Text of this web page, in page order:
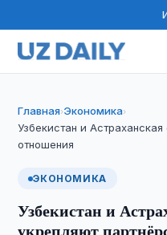
Главная›Экономика›
Узбекистан и
отношения
ЭКОНОМИКА
Узбекистан и